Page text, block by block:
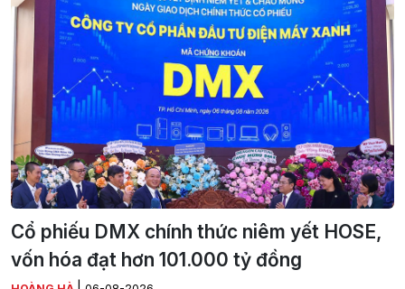
Cổ phiếu DMX chính thức niêm yết HOSE,
vốn hóa đạt hơn 101.000 tỷ đồng